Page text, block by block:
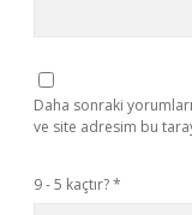
Daha sonraki
ve site adresim bu
9 - 5 kaçtır?*